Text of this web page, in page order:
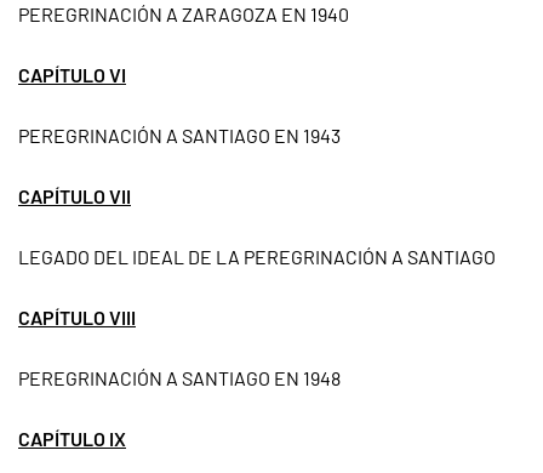
PEREGRINACIÓN A ZARAGOZA EN 1940
CAPÍTULO VI
PEREGRINACIÓN A SANTIAGO EN 1943
CAPÍTULO VII
LEGADO DEL IDEAL DE LA PEREGRINACIÓN A SANTIAGO
CAPÍTULO VIII
PEREGRINACIÓN A SANTIAGO EN 1948
CAPÍTULO IX